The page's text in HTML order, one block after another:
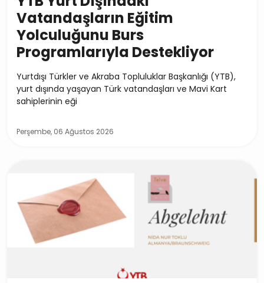
Vatandaşların Eğitim
Yolculuğunu Burs
Programlarıyla Destekliyor
Yurtdışı Türkler ve Akraba Topluluklar Başkanlığı (YTB),
yurt dışında yaşayan Türk vatandaşları ve Mavi Kart
sahiplerinin eği
Perşembe, 06 Ağustos 2026